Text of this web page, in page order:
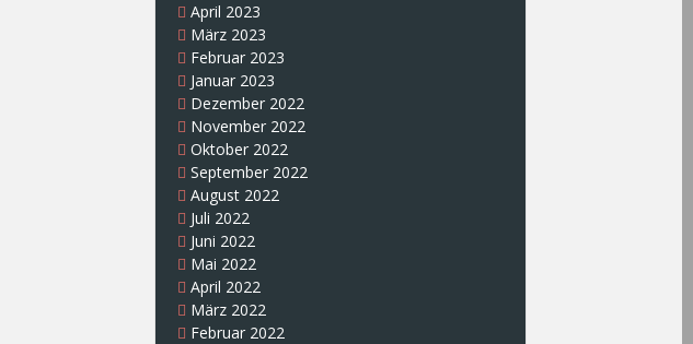
April 2023
März 2023
Februar 2023
Januar 2023
Dezember 2022
November 2022
Oktober 2022
September 2022
August 2022
Juli 2022
Juni 2022
Mai 2022
April 2022
März 2022
Februar 2022